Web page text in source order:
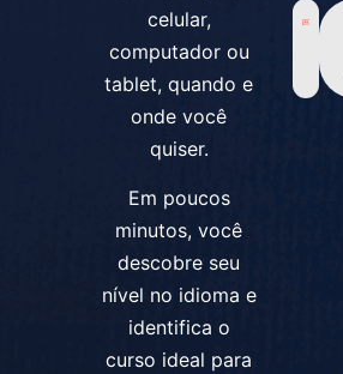
celular,
computador ou
tablet, quando e
onde você
quiser.
Em poucos
minutos, você
descobre seu
nível no idioma e
identifica o
curso ideal para